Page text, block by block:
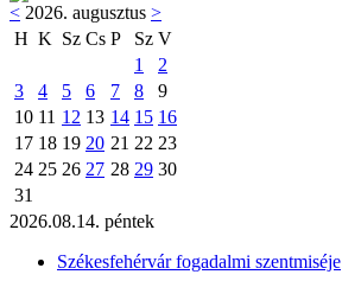
< 2026. augusztus >
H K Sz Cs P Sz V
1
2
3
4 5 6 7 8
9
10 11 12 13 14 15 16
17 18 19 20 21 22 23
24 25 26 27 28 29 30
31
2026.08.14. péntek
Székesfehérvár fogadalmi szentmiséje